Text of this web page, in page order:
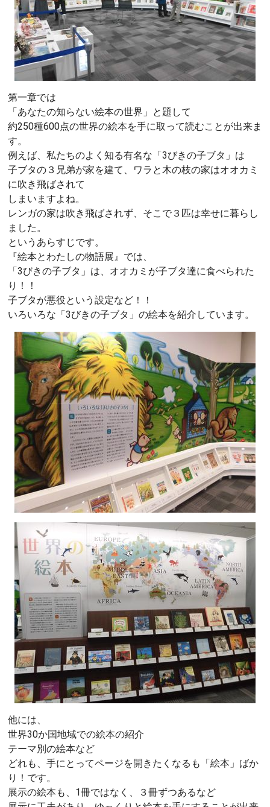
第一章では
「あなたの知らない絵本の世界」と題して
約250種600点の世界の絵本を手に取って読むことが出来ま
す。
例えば、私たちのよく知る有名な「3びきの子ブタ」は
子ブタの３兄弟が家を建て、ワラと木の枝の家はオオカミ
に吹き飛ばされて
しまいますよね。
レンガの家は吹き飛ばされず、そこで３匹は幸せに暮らし
ました。
というあらすじです。
『絵本とわたしの物語展』では、
「3びきの子ブタ」は、オオカミが子ブタ達に食べられた
り！！
子ブタが悪役という設定など！！
いろいろな「3びきの子ブタ」の絵本を紹介しています。
他には、
世界30か国地域での絵本の紹介
テーマ別の絵本など
どれも、手にとってページを開きたくなるも「絵本」ばか
り！です。
展示の絵本も、1冊ではなく、３冊ずつあるなど